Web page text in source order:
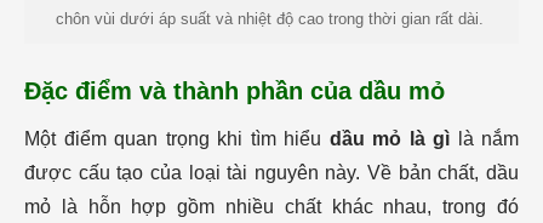
chôn vùi dưới áp suất và nhiệt độ cao trong thời gian rất dài.
Đặc điểm và thành phần của dầu mỏ
Một điểm quan trọng khi tìm hiểu dầu mỏ là gì là nắm
được cấu tạo của loại tài nguyên này. Về bản chất, dầu
mỏ là hỗn hợp gồm nhiều chất khác nhau, trong đó